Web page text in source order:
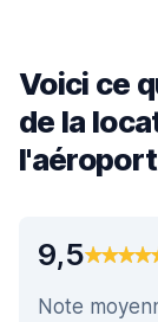
Voici ce
de la
9,5
Note